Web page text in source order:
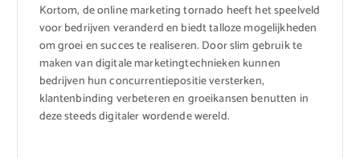
Kortom, de online marketing tornado heeft het speelveld
voor bedrijven veranderd en biedt talloze mogelijkheden
om groei en succes te realiseren. Door slim gebruik te
maken van digitale marketingtechnieken kunnen
bedrijven hun concurrentiepositie versterken,
klantenbinding verbeteren en groeikansen benutten in
deze steeds digitaler wordende wereld.